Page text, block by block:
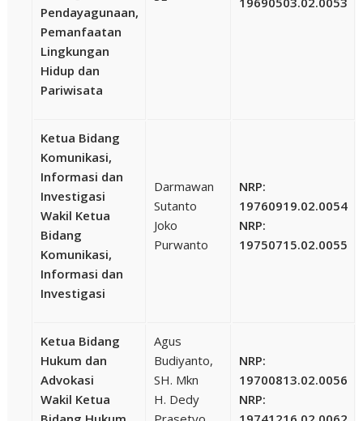
Pendayagunaan,
Pemanfaatan
Lingkungan
Hidup dan
Pariwisata
Ketua Bidang
Komunikasi,
Informasi dan
Investigasi
Wakil Ketua
Bidang
Komunikasi,
Informasi dan
Investigasi
Darmawan
Sutanto
Joko
Purwanto
NRP:
19760919.02.0054
NRP:
19750715.02.0055
Ketua Bidang
Hukum dan
Advokasi
Wakil Ketua
Agus
Budiyanto,
SH. Mkn
H. Dedy
NRP:
19700813.02.0056
NRP: